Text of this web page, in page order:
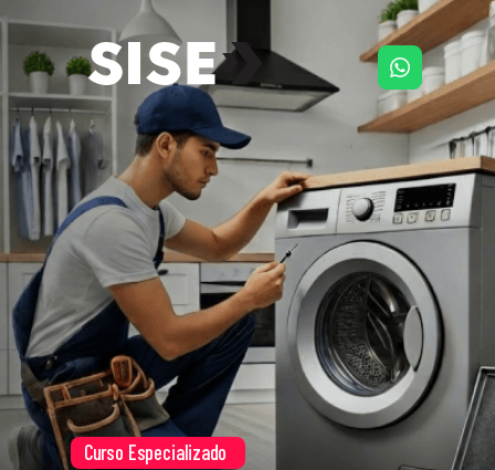
Curso Especializado